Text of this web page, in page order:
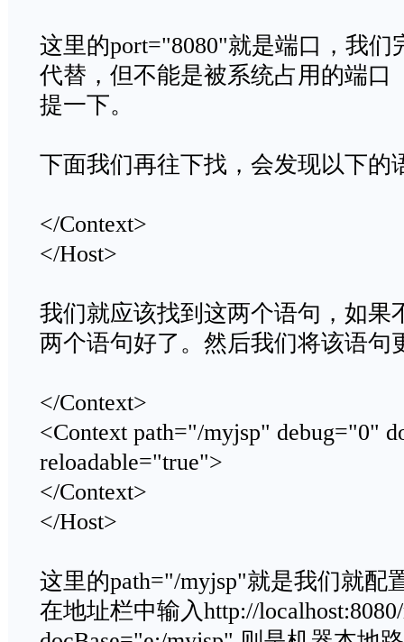
这里的port="8080"就是端口，我
代替，但不能是被系统占用的端口
提一下。
下面我们再往下找，会发现以下的
</Context>
</Host>
我们就应该找到这两个语句，如果
两个语句好了。然后我们将该语句
</Context>
<Context path="/myjsp" debug="0"
reloadable="true">
</Context>
</Host>
这里的path="/myjsp"就是我们就配
在地址栏中输入http://